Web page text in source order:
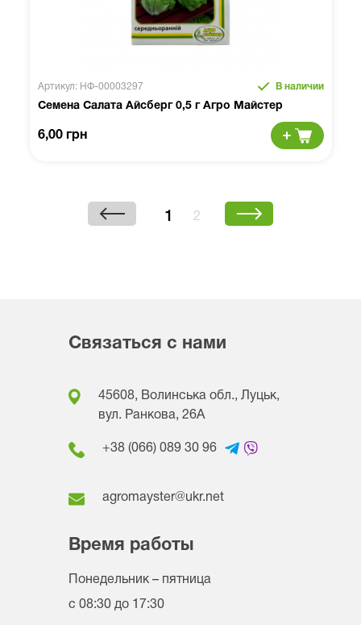
Артикул: НФ-00003297 В наличии
Семена Салата Айсберг 0,5 г Агро Майстер
6,00 грн
1 2
Связаться с нами
45608, Волинська обл., Луцьк,
вул. Ранкова, 26A
+38 (066) 089 30 96
agromayster@ukr.net
Время работы
Понедельник – пятница
с 08:30 до 17:30